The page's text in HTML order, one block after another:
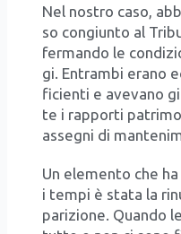
Nel nostro caso,
so con­giun­to al
fer­man­do le
gi. Entram­bi era­no
fi­cien­ti e ave­va­no
te i rap­por­ti
asse­gni di
Un ele­men­to che
i tem­pi è sta­ta la
pa­ri­zio­ne. Quan­do